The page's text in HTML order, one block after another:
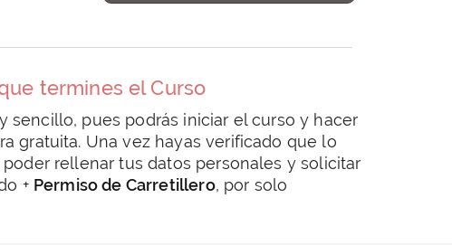
termines el Curso
sencillo, pues podrás iniciar el curso y hacer
gratuita. Una vez hayas verificado que lo
rellenar tus datos personales y solicitar
+ Permiso de Carretillero, por solo